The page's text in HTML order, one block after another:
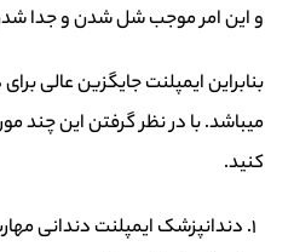
و این امر موجب شل شدن و جدا
بنابراین ایمپلنت جایگزین عالی
میباشد. با در نظر گرفتن این چند
کنید.
دندانپزشک ایمپلنت دندانی